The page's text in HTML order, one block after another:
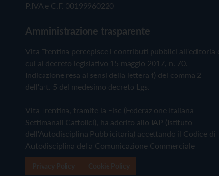
P.IVA e C.F. 00199960220
Amministrazione trasparente
Vita Trentina percepisce i contributi pubblici all'editoria
cui al decreto legislativo 15 maggio 2017, n. 70.
Indicazione resa ai sensi della lettera f) del comma 2
dell'art. 5 del medesimo decreto Lgs.
Vita Trentina, tramite la Fisc (Federazione Italiana
Settimanali Cattolici), ha aderito allo IAP (Istituto
dell'Autodisciplina Pubblicitaria) accettando il Codice di
Autodisciplina della Comunicazione Commerciale